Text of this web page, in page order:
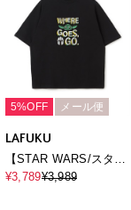
5%OFF メール便
LAFUKU
【STAR WARS/スター
ウォーズ】マンダロリ
¥3,789¥3,989